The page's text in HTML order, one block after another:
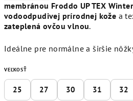
membránou Froddo UP TEX Winter
vodoodpudivej prírodnej kože a
zateplená ovčou vlnou.
Ideálne pre normálne a širšie
VEĽKOSŤ
25 27 30 31 32